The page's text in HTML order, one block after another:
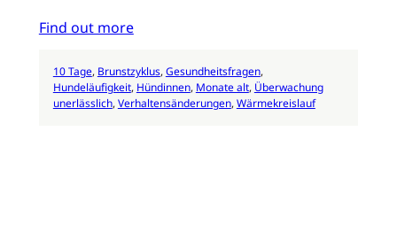
Find out more
10 Tage, Brunstzyklus, Gesundheitsfragen
Hundeläufigkeit, Hündinnen, Monate alt, Überwachung
unerlässlich, Verhaltensänderungen, Wärmekreislauf